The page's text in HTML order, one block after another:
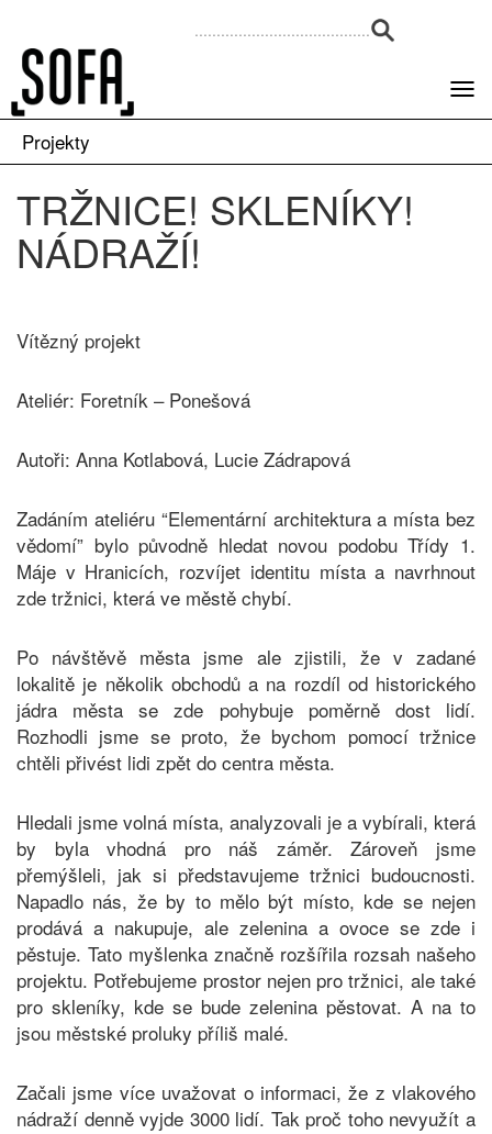
Projekty
TRŽNICE! SKLENÍKY!
NÁDRAŽÍ!
Vítězný projekt
Ateliér: Foretník – Ponešová
Autoři: Anna Kotlabová, Lucie Zádrapová
Zadáním ateliéru “Elementární architektura a místa bez
vědomí” bylo původně hledat novou podobu Třídy 1.
Máje v Hranicích, rozvíjet identitu místa a navrhnout
zde tržnici, která ve městě chybí.
Po návštěvě města jsme ale zjistili, že v zadané
lokalitě je několik obchodů a na rozdíl od historického
jádra města se zde pohybuje poměrně dost lidí.
Rozhodli jsme se proto, že bychom pomocí tržnice
chtěli přivést lidi zpět do centra města.
Hledali jsme volná místa, analyzovali je a vybírali, která
by byla vhodná pro náš záměr. Zároveň jsme
přemýšleli, jak si představujeme tržnici budoucnosti.
Napadlo nás, že by to mělo být místo, kde se nejen
prodává a nakupuje, ale zelenina a ovoce se zde i
pěstuje. Tato myšlenka značně rozšířila rozsah našeho
projektu. Potřebujeme prostor nejen pro tržnici, ale také
pro skleníky, kde se bude zelenina pěstovat. A na to
jsou městské proluky příliš malé.
Začali jsme více uvažovat o informaci, že z vlakového
nádraží denně vyjde 3000 lidí. Tak proč toho nevyužít a